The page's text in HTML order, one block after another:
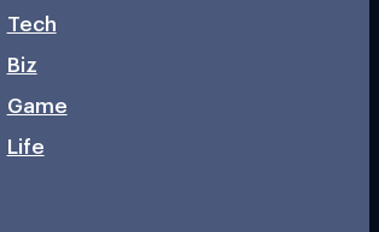
Tech
Biz
Game
Life